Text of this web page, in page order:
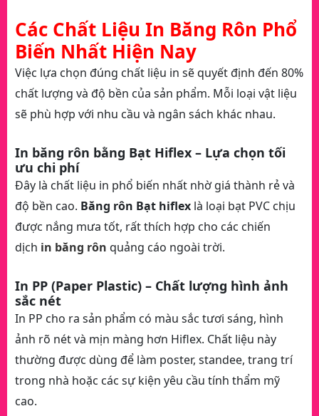
Các Chất Liệu In Băng Rôn Phổ
Biến Nhất Hiện Nay
Việc lựa chọn đúng chất liệu in sẽ quyết định đến 80%
chất lượng và độ bền của sản phẩm. Mỗi loại vật liệu
sẽ phù hợp với nhu cầu và ngân sách khác nhau.
In băng rôn bằng Bạt Hiflex – Lựa chọn tối
ưu chi phí
Đây là chất liệu in phổ biến nhất nhờ giá thành rẻ và
độ bền cao. Băng rôn Bạt hiflex là loại bạt PVC chịu
được nắng mưa tốt, rất thích hợp cho các chiến
dịch in băng rôn quảng cáo ngoài trời.
In PP (Paper Plastic) – Chất lượng hình ảnh
sắc nét
In PP cho ra sản phẩm có màu sắc tươi sáng, hình
ảnh rõ nét và mịn màng hơn Hiflex. Chất liệu này
thường được dùng để làm poster, standee, trang trí
trong nhà hoặc các sự kiện yêu cầu tính thẩm mỹ
cao.